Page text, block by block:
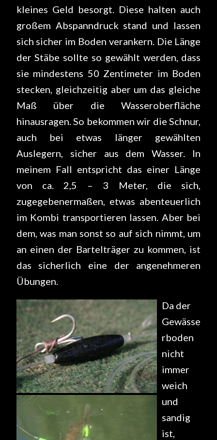
kleines Geld besorgt. Diese halten auch
großem Abspanndruck stand und lassen
sich sicher im Boden verankern. Die Länge
der Stäbe sollte so gewählt werden, dass
sie mindestens 50 Zentimeter im Boden
stecken, gleichzeitig aber um das gleiche
Maß über die Wasseroberfläche
hinausragen. So bekommen wir die Schnur,
auch bei etwas länger gewählten
Auslegern, sicher aus dem Wasser. In
meinem Fall entspricht das einer Länge
von ca. 2,5 – 3 Meter, die sich,
zugegebenermaßen, etwas abenteuerlich
im Kombi transportieren lassen. Aber bei
dem, was man sonst so auf sich nimmt, um
an einen der Bartelträger zu kommen, ist
das sicherlich eine der angenehmeren
Übungen.
Da der
Gewässe
rboden
nicht
immer
weich
und
sandig
ist,